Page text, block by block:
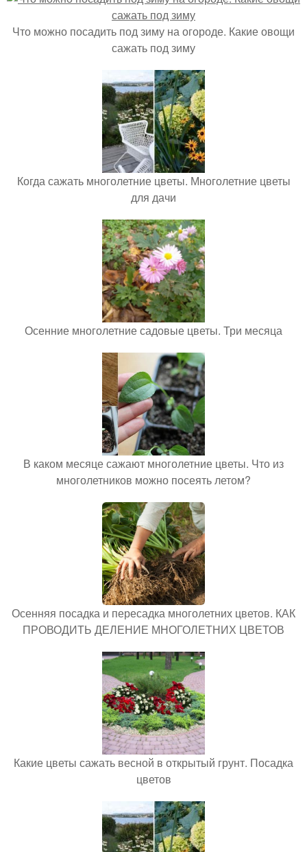
Что можно посадить под зиму на огороде. Какие овощи
сажать под зиму
Когда сажать многолетние цветы. Многолетние цветы
для дачи
Осенние многолетние садовые цветы. Три месяца
В каком месяце сажают многолетние цветы. Что из
многолетников можно посеять летом?
Осенняя посадка и пересадка многолетних цветов. КАК
ПРОВОДИТЬ ДЕЛЕНИЕ МНОГОЛЕТНИХ ЦВЕТОВ
Какие цветы сажать весной в открытый грунт. Посадка
цветов